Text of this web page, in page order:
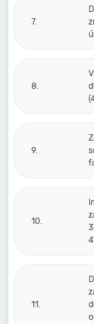
7.
8.
9.
10.
11.